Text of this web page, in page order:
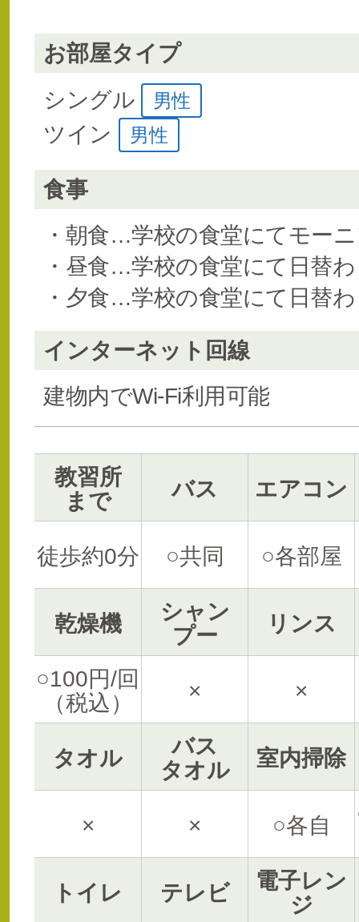
お部屋タイプ
シングル
男性
ツイン 男性
食事
・朝食…学校の食堂にてモー
・昼食…学校の食堂にて日替
・夕食…学校の食堂にて日替
インターネット回線
建物内でWi-Fi利用可能
教習所
まで
バス エアコン
徒歩約0分 ○共同 ○各部屋
乾燥機
シャン
プー
リンス
○100円/回
（税込）
× ×
タオル
バス
タオル
室内掃除
× × ○各自
トイレ テレビ
電子レン
ジ